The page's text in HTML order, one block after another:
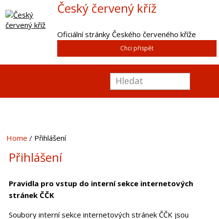
Český červený kříž
Oficiální stránky Českého červeného kříže
Chci přispět
Home Přihlášení
Přihlášení
Pravidla pro vstup do interní sekce internetových
stránek ČČK
Soubory interní sekce internetových stránek ČČK jsou